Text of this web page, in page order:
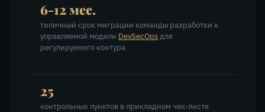
6-12 мес.
типичный срок миграции команды разработки к
управляемой модели DevSecOpsдля
регулируемого контура
25
контрольных пунктов в прикладном чек-листе